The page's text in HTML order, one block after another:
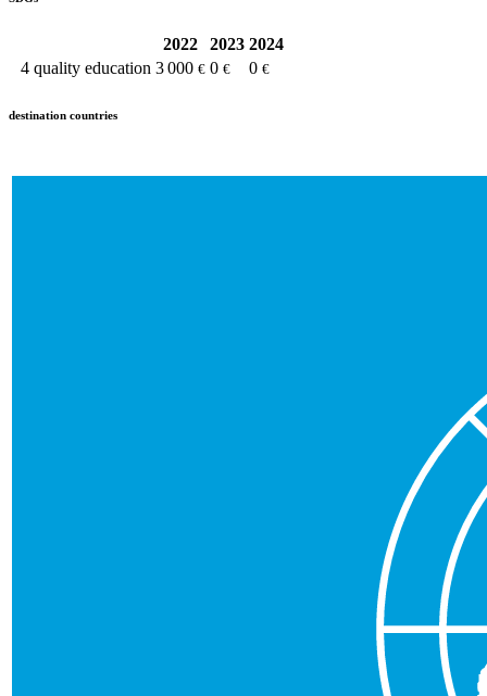
2022 2023 2024
4 quality education 3 000 € 0 € 0 €
destination countries